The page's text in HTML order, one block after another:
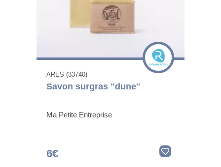
ARES (33740)
Savon surgras "dune"
Ma Petite Entreprise
6€